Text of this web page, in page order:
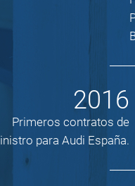
2016
Primeros contratos de
para Audi España.